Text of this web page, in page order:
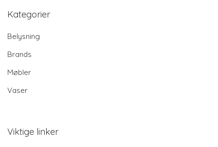
Kategorier
Belysning
Brands
Møbler
Vaser
Viktige linker